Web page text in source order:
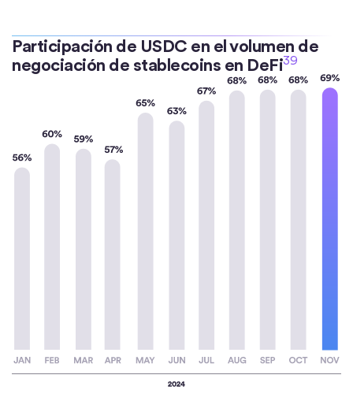
Participación de USDC en el volumen de
negociación de stablecoins en DeFi39